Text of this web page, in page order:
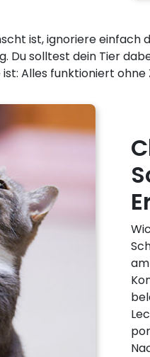
ist, ignoriere
Du solltest dein Tier
Alles funktioniert